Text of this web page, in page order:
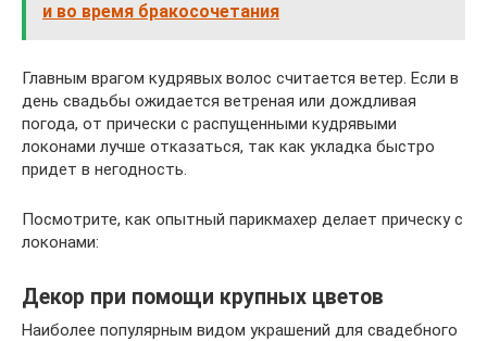
и во время бракосочетания
Главным врагом кудрявых волос считается ветер. Если в
день свадьбы ожидается ветреная или дождливая
погода, от прически с распущенными кудрявыми
локонами лучше отказаться, так как укладка быстро
придет в негодность.
Посмотрите, как опытный парикмахер делает прическу с
локонами:
Декор при помощи крупных цветов
Наиболее популярным видом украшений для свадебного